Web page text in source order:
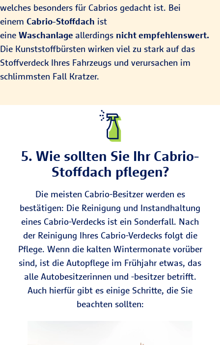
welches besonders für Cabrios gedacht ist. Bei
einem Cabrio-Stoffdach ist
eine Waschanlage allerdings nicht empfehlenswert.
Die Kunststoffbürsten wirken viel zu stark auf das
Stoffverdeck Ihres Fahrzeugs und verursachen im
schlimmsten Fall Kratzer.
5. Wie sollten Sie Ihr Cabrio-
Stoffdach pflegen?
Die meisten Cabrio-Besitzer werden es
bestätigen: Die Reinigung und Instandhaltung
eines Cabrio-Verdecks ist ein Sonderfall. Nach
der Reinigung Ihres Cabrio-Verdecks folgt die
Pflege. Wenn die kalten Wintermonate vorüber
sind, ist die Autopflege im Frühjahr etwas, das
alle Autobesitzerinnen und -besitzer betrifft.
Auch hierfür gibt es einige Schritte, die Sie
beachten sollten: